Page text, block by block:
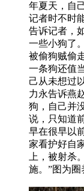
年夏天，自
记者时不时
告诉记者，
一些小狗了
被偷狗贼偷
一条狗还值
己从未想过
力永告诉燕
狗，自己并
说，只知道
早在很早以
家看护好自
上，被射杀
施。”图为圈